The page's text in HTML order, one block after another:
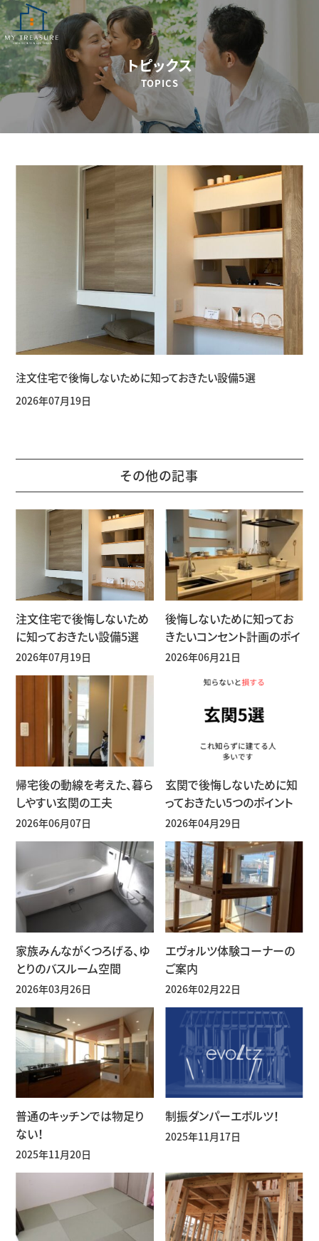
トピックス
TOPICS
注文住宅で後悔しないために知っておきたい設備5選
2026年07月19日
その他の記事
注文住宅で後悔しないため
に知っておきたい設備5選
2026年07月19日
後悔しないために知ってお
きたいコンセント計画のポイ
ント
2026年06月21日
帰宅後の動線を考えた、暮ら
しやすい玄関の工夫
2026年06月07日
玄関で後悔しないために知
っておきたい5つのポイント
2026年04月29日
家族みんながくつろげる、ゆ
とりのバスルーム空間
2026年03月26日
エヴォルツ体験コーナーの
ご案内
2026年02月22日
普通のキッチンでは物足り
ない！
2025年11月20日
制振ダンパーエボルツ！
2025年11月17日